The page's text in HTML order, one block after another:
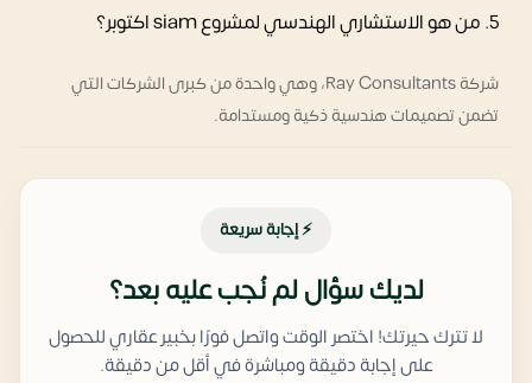
5. من هو الاستشاري الهندسي لمشروع siam اكتوبر؟
شركة Ray Consultants، وهي واحدة من كبرى الشركات التي
تضمن تصميمات هندسية ذكية ومستدامة.
⚡ إجابة سريعة
لديك سؤال لم نُجب عليه بعد؟
لا تترك حيرتك! اختصر الوقت واتصل فورًا بخبير عقاري للحصول
على إجابة دقيقة ومباشرة في أقل من دقيقة.